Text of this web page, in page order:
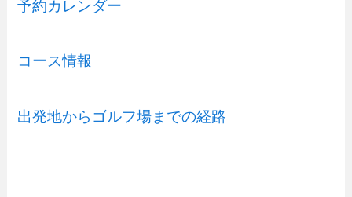
予約カレンダー
コース情報
出発地からゴルフ場までの経路